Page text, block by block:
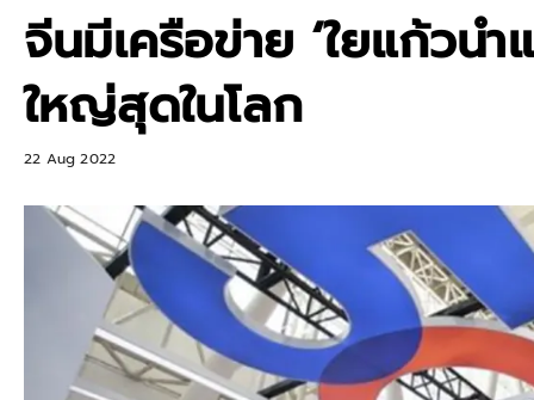
จีนมีเครือข่าย ‘ใยแก้วน
ใหญ่สุดในโลก
22 Aug 2022